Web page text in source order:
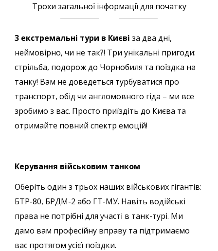
Трохи загальної інформації для початку
3 екстремальні тури в Києві за два дні,
неймовірно, чи не так?! Три унікальні пригоди:
стрільба, подорож до Чорнобиля та поїздка на
танку! Вам не доведеться турбуватися про
транспорт, обід чи англомовного гіда – ми все
зробимо з вас. Просто приїздіть до Києва та
отримайте повний спектр емоцій!
Керування військовим танком
Оберіть один з трьох наших військових гігантів:
БТР-80, БРДМ-2 або ГТ-МУ. Навіть водійські
права не потрібні для участі в танк-турі. Ми
дамо вам професійну вправу та підтримаємо
вас протягом усієї поїздки.